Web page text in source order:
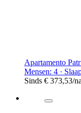
Apartamento
Mensen: 4 ·
Sinds € 373,53/